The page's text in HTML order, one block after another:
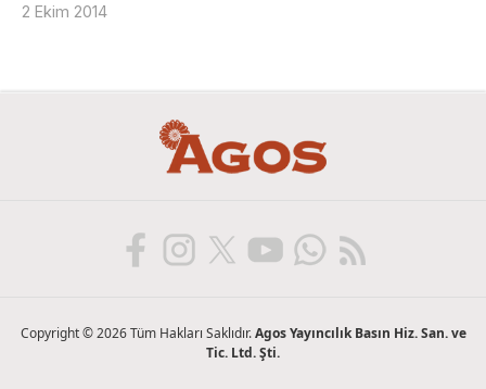
2 Ekim 2014
Copyright © 2026 Tüm Hakları Saklıdır.Agos Yayıncılık Basın Hiz. San. ve
Tic. Ltd. Şti.